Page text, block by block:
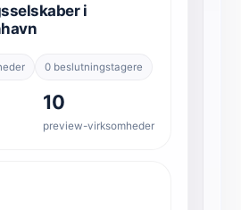
i
0 beslutningstagere
10
preview-virksomheder